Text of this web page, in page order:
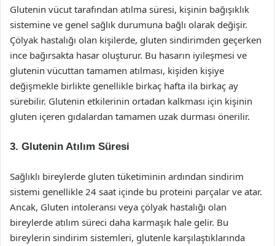
Glutenin vücut tarafından atılma süresi, kişinin bağışıklık
sistemine ve genel sağlık durumuna bağlı olarak değişir.
Çölyak hastalığı olan kişilerde, gluten sindirimden geçerken
ince bağırsakta hasar oluşturur. Bu hasarın iyileşmesi ve
glutenin vücuttan tamamen atılması, kişiden kişiye
değişmekle birlikte genellikle birkaç hafta ila birkaç ay
sürebilir. Glutenin etkilerinin ortadan kalkması için kişinin
gluten içeren gıdalardan tamamen uzak durması önerilir.
3. Glutenin Atılım Süresi
Sağlıklı bireylerde gluten tüketiminin ardından sindirim
sistemi genellikle 24 saat içinde bu proteini parçalar ve atar.
Ancak, Gluten intoleransı veya çölyak hastalığı olan
bireylerde atılım süreci daha karmaşık hale gelir. Bu
bireylerin sindirim sistemleri, glutenle karşılaştıklarında